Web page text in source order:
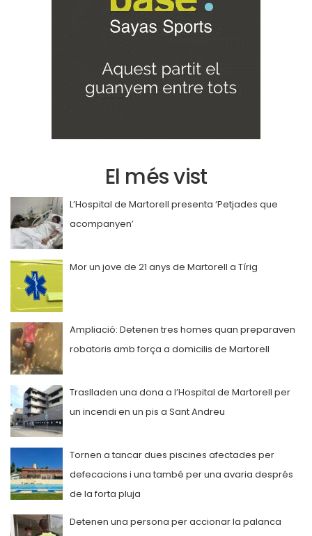
El més vist
L’Hospital de Martorell presenta ‘Petjades que
acompanyen’
Mor un jove de 21 anys de Martorell a Tírig
Ampliació: Detenen tres homes quan preparaven
robatoris amb força a domicilis de Martorell
Traslladen una dona a l’Hospital de Martorell per
un incendi en un pis a Sant Andreu
Tornen a tancar dues piscines afectades per
defecacions i una també per una avaria després
de la forta pluja
Detenen una persona per accionar la palanca